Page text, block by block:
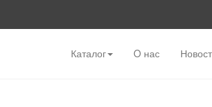
Каталог O нас